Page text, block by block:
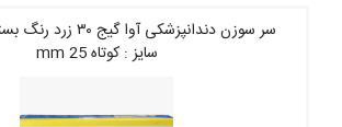
سایز : کوتاه 25 mm